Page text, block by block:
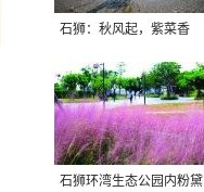
石狮：秋风起，紫菜香
石狮环湾生态公园内粉黛